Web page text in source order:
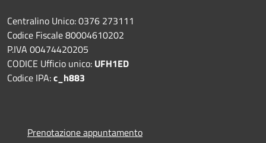
Centralino Unico: 0376 273111
Codice Fiscale 80004610202
P.IVA 00474420205
CODICE Ufficio unico: UFH1ED
Codice IPA:c_h883
Prenotazione appuntamento